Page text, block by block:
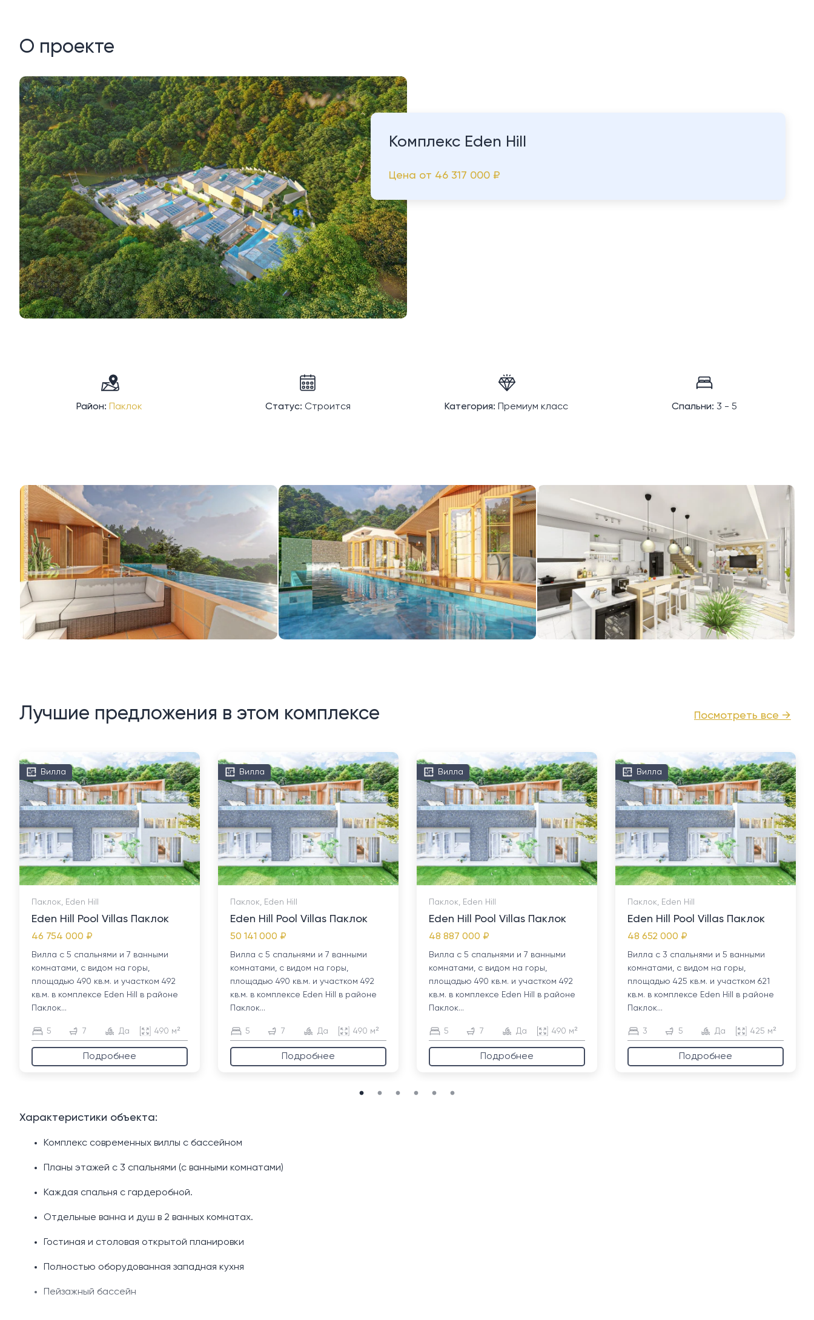
О проекте
Комплекс Eden Hill
Цена от 46 317 000 ₽
Район: Паклок Статус: Строится Категория: Премиум класс Спальни: 3 - 5
Посмотреть все →
Лучшие предложения в этом комплексе
Вилла
Паклок, Eden Hill
Eden Hill Pool Villas Паклок
46 754 000 ₽
Вилла с 5 спальнями и 7 ванными
комнатами, с видом на горы,
площадью 490 кв.м. и участком 492
кв.м. в комплексе Eden Hill в районе
Паклок...
5 7 Да 490 м²
Подробнее
Вилла
Паклок, Eden Hill
Eden Hill Pool Villas Паклок
50 141 000 ₽
Вилла с 5 спальнями и 7 ванными
комнатами, с видом на горы,
площадью 490 кв.м. и участком 492
кв.м. в комплексе Eden Hill в районе
Паклок...
5 7 Да 490 м²
Подробнее
Вилла
Паклок, Eden Hill
Eden Hill Pool Villas Паклок
48 887 000 ₽
Вилла с 5 спальнями и 7 ванными
комнатами, с видом на горы,
площадью 490 кв.м. и участком 492
кв.м. в комплексе Eden Hill в районе
Паклок...
5 7 Да 490 м²
Подробнее
Вилла
Паклок, Eden Hill
Eden Hill Pool Villas Паклок
48 652 000 ₽
Вилла с 3 спальнями и 5 ванными
комнатами, с видом на горы,
площадью 425 кв.м. и участком 621
кв.м. в комплексе Eden Hill в районе
Паклок...
3 5 Да 425 м²
Подробнее
Характеристики объекта:
Комплекс современных виллы с бассейном
Планы этажей с 3 спальнями (с ванными комнатами)
Каждая спальня с гардеробной.
Отдельные ванна и душ в 2 ванных комнатах.
Гостиная и столовая открытой планировки
Полностью оборудованная западная кухня
Пейзажный бассейн